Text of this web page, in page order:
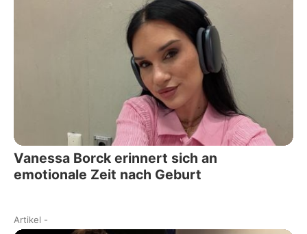
Vanessa Borck erinnert sich an
emotionale Zeit nach Geburt
Artikel -